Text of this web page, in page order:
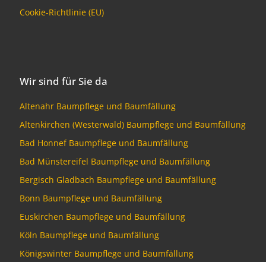
Cookie-Richtlinie (EU)
Wir sind für Sie da
Altenahr Baumpflege und Baumfällung
Altenkirchen (Westerwald) Baumpflege und Baumfällung
Bad Honnef Baumpflege und Baumfällung
Bad Münstereifel Baumpflege und Baumfällung
Bergisch Gladbach Baumpflege und Baumfällung
Bonn Baumpflege und Baumfällung
Euskirchen Baumpflege und Baumfällung
Köln Baumpflege und Baumfällung
Königswinter Baumpflege und Baumfällung